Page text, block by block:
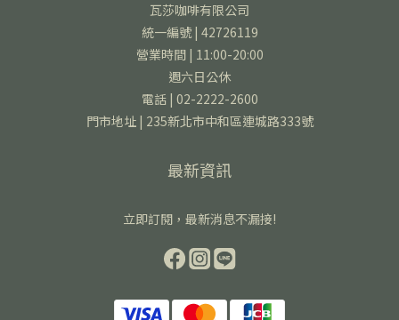
瓦莎咖啡有限公司
統一編號 | 42726119
營業時間 | 11:00-20:00
週六日公休
電話 | 02-2222-2600
門市地址 | 235新北市中和區連城路333號
最新資訊
立即訂閱，最新消息不漏接!